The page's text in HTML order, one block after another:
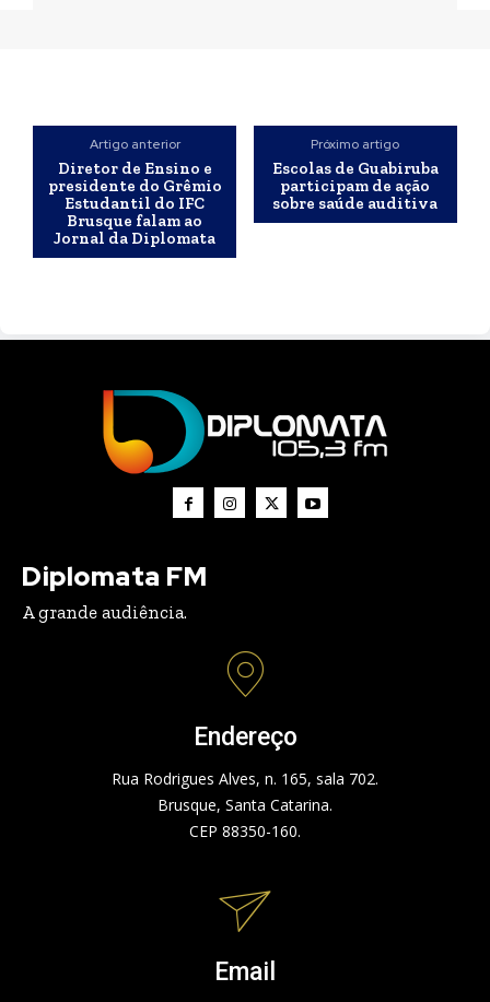
Artigo anterior
Diretor de Ensino e
presidente do Grêmio
Estudantil do IFC
Brusque falam ao
Jornal da Diplomata
Próximo artigo
Escolas de Guabiruba
participam de ação
sobre saúde auditiva
Diplomata FM
A grande audiência.
Endereço
Rua Rodrigues Alves, n. 165, sala 702.
Brusque, Santa Catarina.
CEP 88350-160.
Email